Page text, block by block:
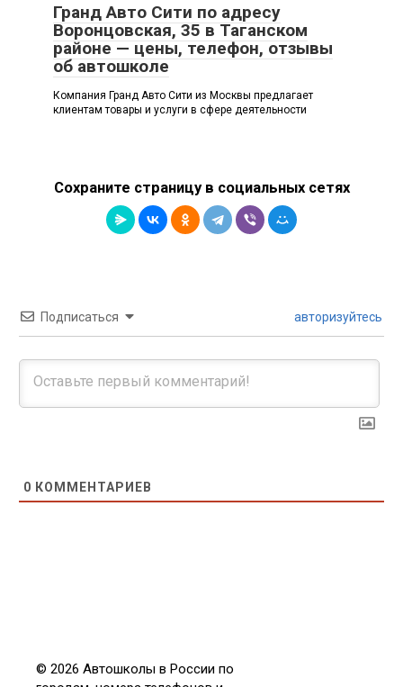
Гранд Авто Сити по адресу
Воронцовская, 35 в Таганском
районе — цены, телефон, отзывы
об автошколе
Компания Гранд Авто Сити из Москвы предлагает
клиентам товары и услуги в сфере деятельности
Сохраните страницу в социальных сетях
Подписаться авторизуйтесь
0 КОММЕНТАРИЕВ
© 2026 Автошколы в России по